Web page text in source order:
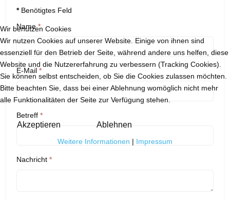
*Benötigtes Feld
Name*
E-Mail *
Betreff *
Nachricht *
Wir benutzen Cookies
Wir nutzen Cookies auf unserer Website. Einige von ihnen sind
essenziell für den Betrieb der Seite, während andere uns helfen, diese
Website und die Nutzererfahrung zu verbessern (Tracking Cookies).
Sie können selbst entscheiden, ob Sie die Cookies zulassen möchten.
Bitte beachten Sie, dass bei einer Ablehnung womöglich nicht mehr
alle Funktionalitäten der Seite zur Verfügung stehen.
Akzeptieren Ablehnen
Weitere Informationen | Impressum